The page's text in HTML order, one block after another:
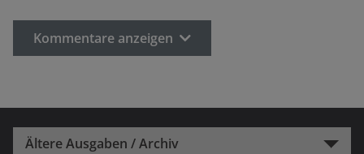
Kommentare anzeigen
Ältere Ausgaben / Archiv